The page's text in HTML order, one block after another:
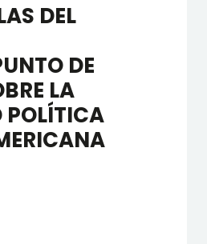
DEL
DE
LA
POLÍTICA